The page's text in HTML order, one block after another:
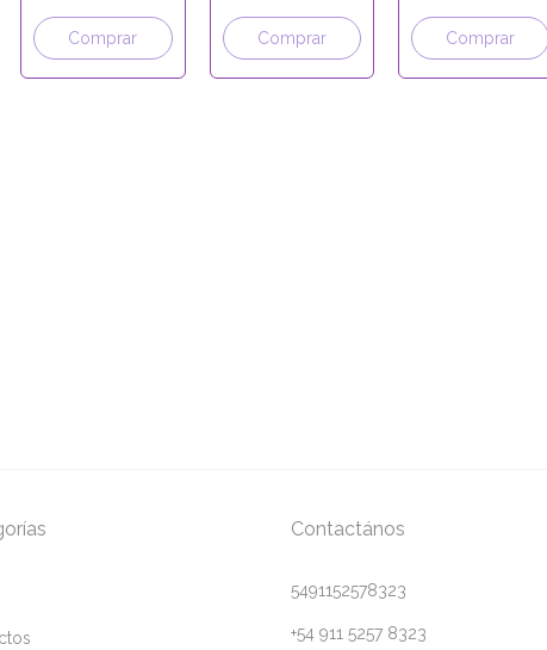
Comprar Comprar Comprar
Contactános
5491152578323
+54 911 5257 8323